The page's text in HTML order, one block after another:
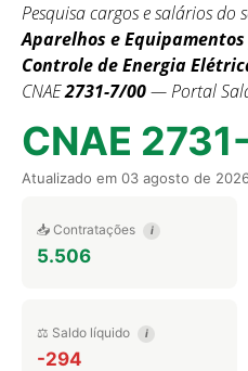
Pesquisa cargos e salários do
Aparelhos e
Controle de Energia
CNAE2731-7/00— Portal
CNAE
Atualizado em 03 agosto de
📥 Contratações i
5.506
⚖️ Saldo líquido i
-294